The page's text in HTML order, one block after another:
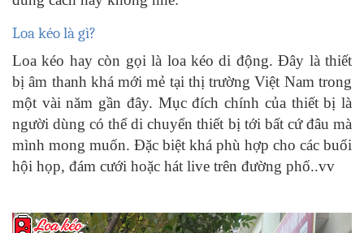
Loa kéo là gì?
Loa kéo hay còn gọi là loa kéo di động. Đây là thiết
bị âm thanh khá mới mẻ tại thị trường Việt Nam trong
một vài năm gần đây. Mục đích chính của thiết bị là
người dùng có thể di chuyển thiết bị tới bất cứ đâu mà
mình mong muốn. Đặc biệt khá phù hợp cho các buổi
hội họp, đám cưới hoặc hát live trên đường phố..vv